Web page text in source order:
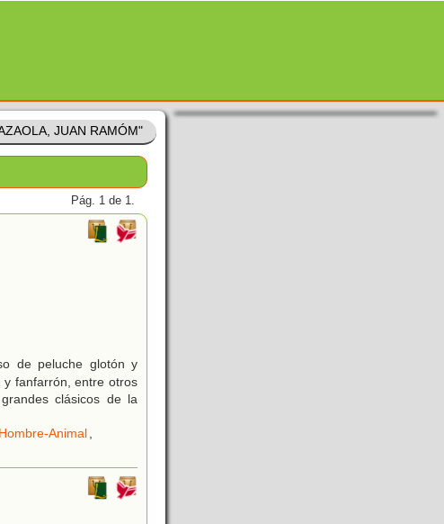
JUAN RAMÓM"
Pág. 1 de 1.
de peluche glotón y
fanfarrón, entre otros
clásicos de la
Animal,